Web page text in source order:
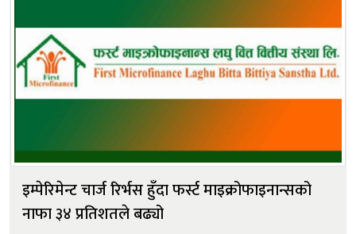
इम्पेरिमेन्ट चार्ज रिर्भस हुँदा फर्स्ट माइक्रोफाइनान्सको
नाफा ३४ प्रतिशतले बढ्यो